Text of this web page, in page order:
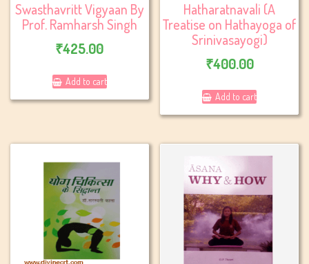
Swasthavritt Vigyaan By
Prof. Ramharsh Singh
₹425.00
Add to cart
Hatharatnavali (A
Treatise on Hathayoga of
Srinivasayogi)
₹400.00
Add to cart